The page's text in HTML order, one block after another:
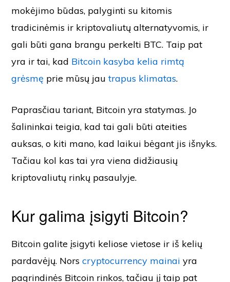
mokėjimo būdas, palyginti su kitomis
tradicinėmis ir kriptovaliutų alternatyvomis, ir
gali būti gana brangu perkelti BTC. Taip pat
yra ir tai, kad Bitcoin kasyba kelia rimtą
grėsmę prie mūsų jautrapus klimatas.
Paprasčiau tariant, Bitcoin yra statymas. Jo
šalininkai teigia, kad tai gali būti ateities
auksas, o kiti mano, kad laikui bėgant jis išnyks.
Tačiau kol kas tai yra viena didžiausių
kriptovaliutų rinkų pasaulyje.
Kur galima įsigyti Bitcoin?
Bitcoin galite įsigyti keliose vietose ir iš kelių
pardavėjų. Norscryptocurrency mainai yra
pagrindinės Bitcoin rinkos, tačiau jį taip pat